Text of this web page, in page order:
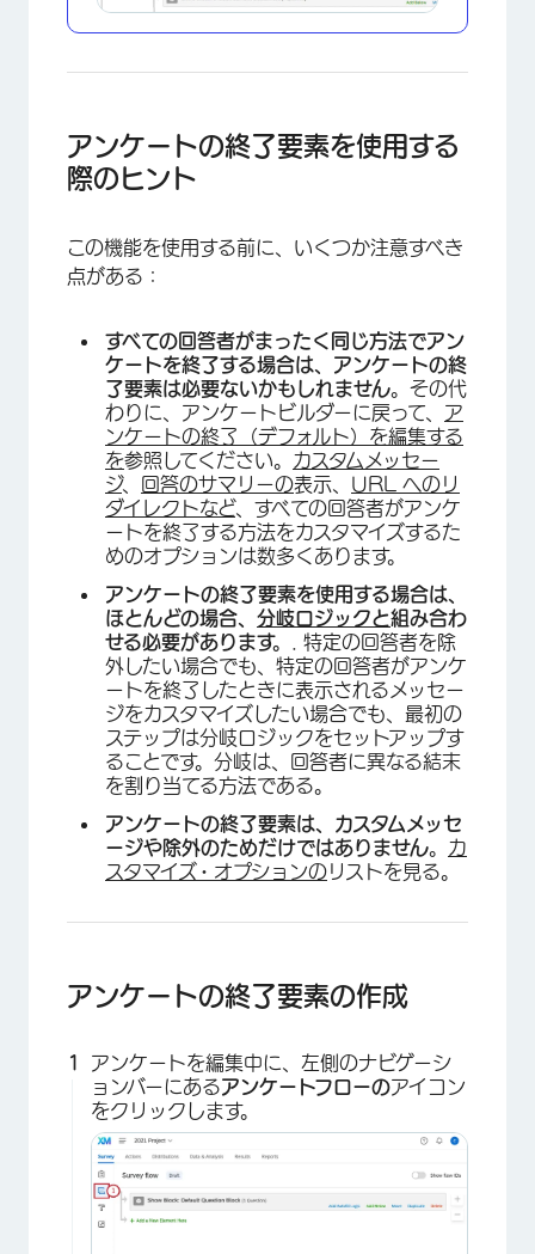
アンケートの終了要素を使用する
際のヒント
この機能を使用する前に、いくつか注意すべき
点がある：
すべての回答者がまったく同じ方法でアン
ケートを終了する場合は、アンケートの終
了要素は必要ないかもしれません。その代
わりに、アンケートビルダーに戻って、 ア
ンケートの終了（デフォルト）を編集する
を参照してください。 カスタムメッセー
ジ、 回答のサマリーの表示、 URL へのリ
ダイレクトなど、すべての回答者がアンケ
ートを終了する方法をカスタマイズするた
めのオプションは数多くあります。
アンケートの終了要素を使用する場合は、
ほとんどの場合、 分岐ロジックと組み合わ
せる必要があります。
. 特定の回答者を除
外したい場合でも、特定の回答者がアンケ
ートを終了したときに表示されるメッセー
ジをカスタマイズしたい場合でも、最初の
ステップは分岐ロジックをセットアップす
ることです。分岐は、回答者に異なる結末
を割り当てる方法である。
アンケートの終了要素は、カスタムメッセ
ージや除外のためだけではありません。 カ
スタマイズ・オプションのリストを見る。
アンケートの終了要素の作成
アンケートを編集中に、左側のナビゲーシ
ョンバーにあるアンケートフローのアイコン
をクリックします。